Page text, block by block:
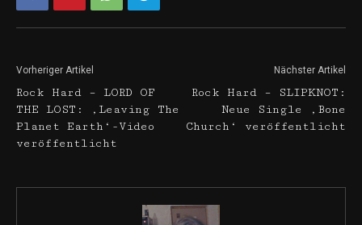
Vorheriger Artikel
Rock Hard – LORD OF
THE LOST: ‚Leaving The
Planet Earth‘-Video
veröffentlicht
Nächster Artikel
Rock Hard – SLIPKNOT:
Neue Single ‚Bone
Church‘ veröffentlicht